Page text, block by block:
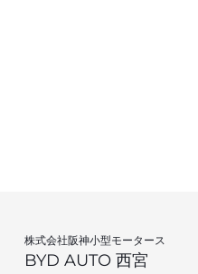
株式会社阪神小型モータース
BYD AUTO 西宮